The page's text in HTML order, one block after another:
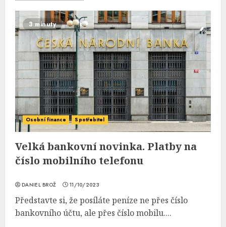
3 minuty
Osobní finance Spotřebitel
Velká bankovní novinka. Platby na
číslo mobilního telefonu
DANIEL BROŽ 11/10/2023
Představte si, že posíláte peníze ne přes číslo
bankovního účtu, ale přes číslo mobilu....